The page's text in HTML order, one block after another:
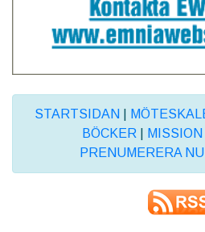
STARTSIDAN
BÖCKER
PRENUMERERA